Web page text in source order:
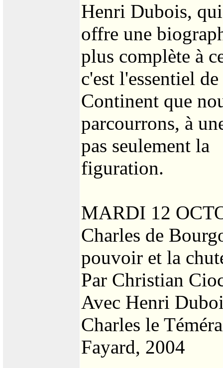
Henri Dubois,
offre une
plus complète à
c'est l'essentiel
Continent que
parcourrons, à
pas seulement la
figuration.
MARDI 12
Charles de
pouvoir et la
Par Christian
Avec Henri
Charles le
Fayard, 2004